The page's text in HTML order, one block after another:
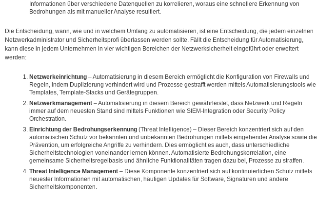
Informationen über verschiedene Datenquellen zu korrelieren, woraus eine schnellere Erkennung von
Bedrohungen als mit manueller Analyse resultiert.
Die Entscheidung, wann, wie und in welchem ​​Umfang zu automatisieren, ist eine Entscheidung, die jedem einzelnen
Netzwerkadministrator und Sicherheitsprofi überlassen werden sollte. Fällt die Entscheidung für Automatisierung,
kann diese in jedem Unternehmen in vier wichtigen Bereichen der Netzwerksicherheit eingeführt oder erweitert
werden:
Netzwerkeinrichtung – Automatisierung in diesem Bereich ermöglicht die Konfiguration von Firewalls und
Regeln, indem Duplizierung verhindert wird und Prozesse gestrafft werden mittels Automatisierungstools wie
Templates, Template-Stacks und Gerätegruppen.
Netzwerkmanagement – Automatisierung in diesem Bereich gewährleistet, dass Netzwerk und Regeln
immer auf dem neuesten Stand sind mittels Funktionen wie SIEM-Integration oder Security Policy
Orchestration.
Einrichtung der Bedrohungserkennung (Threat Intelligence) – Dieser Bereich konzentriert sich auf den
automatischen Schutz vor bekannten und unbekannten Bedrohungen mittels eingehender Analyse sowie die
Prävention, um erfolgreiche Angriffe zu verhindern. Dies ermöglicht es auch, dass unterschiedliche
Sicherheitstechnologien voneinander lernen können. Automatisierte Bedrohungskorrelation, eine
gemeinsame Sicherheitsregelbasis und ähnliche Funktionalitäten tragen dazu bei, Prozesse zu straffen.
Threat Intelligence Management – Diese Komponente konzentriert sich auf kontinuierlichen Schutz mittels
neuester Informationen mit automatischen, häufigen Updates für Software, Signaturen und andere
Sicherheitskomponenten.